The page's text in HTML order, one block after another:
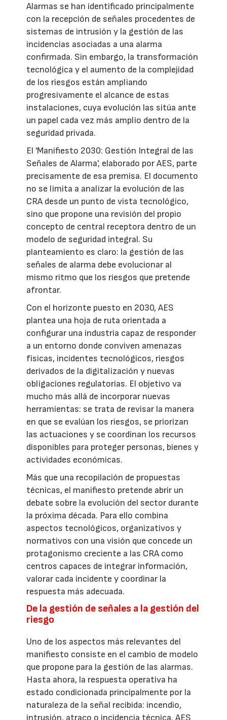
Alarmas se han identificado principalmente
con la recepción de señales procedentes de
sistemas de intrusión y la gestión de las
incidencias asociadas a una alarma
confirmada. Sin embargo, la transformación
tecnológica y el aumento de la complejidad
de los riesgos están ampliando
progresivamente el alcance de estas
instalaciones, cuya evolución las sitúa ante
un papel cada vez más amplio dentro de la
seguridad privada.
El 'Manifiesto 2030: Gestión Integral de las
Señales de Alarma', elaborado por AES, parte
precisamente de esa premisa. El documento
no se limita a analizar la evolución de las
CRA desde un punto de vista tecnológico,
sino que propone una revisión del propio
concepto de central receptora dentro de un
modelo de seguridad integral. Su
planteamiento es claro: la gestión de las
señales de alarma debe evolucionar al
mismo ritmo que los riesgos que pretende
afrontar.
Con el horizonte puesto en 2030, AES
plantea una hoja de ruta orientada a
configurar una industria capaz de responder
a un entorno donde conviven amenazas
físicas, incidentes tecnológicos, riesgos
derivados de la digitalización y nuevas
obligaciones regulatorias. El objetivo va
mucho más allá de incorporar nuevas
herramientas: se trata de revisar la manera
en que se evalúan los riesgos, se priorizan
las actuaciones y se coordinan los recursos
disponibles para proteger personas, bienes y
actividades económicas.
Más que una recopilación de propuestas
técnicas, el manifiesto pretende abrir un
debate sobre la evolución del sector durante
la próxima década. Para ello combina
aspectos tecnológicos, organizativos y
normativos con una visión que concede un
protagonismo creciente a las CRA como
centros capaces de integrar información,
valorar cada incidente y coordinar la
respuesta más adecuada.
De la gestión de señales a la gestión del
riesgo
Uno de los aspectos más relevantes del
manifiesto consiste en el cambio de modelo
que propone para la gestión de las alarmas.
Hasta ahora, la respuesta operativa ha
estado condicionada principalmente por la
naturaleza de la señal recibida: incendio,
intrusión, atraco o incidencia técnica. AES